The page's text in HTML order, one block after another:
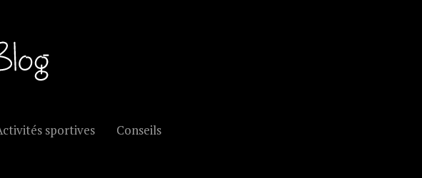
sportives Conseils